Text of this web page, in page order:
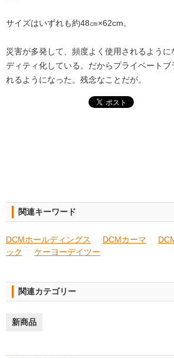
サイズはいずれも約48㎝×62cm。
災害が多発して、頻度よく使用されるよう
ディティ化している。だからプライベートブ
れるようになった。残念なことだが。
関連キーワード
DCMホールディングス DCMカーマ
ック
ケーヨーデイツー
関連カテゴリー
新商品